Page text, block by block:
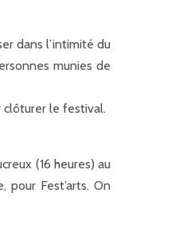
dans l’intimité du
munies de
clôturer le festival.
(16 heures) au
pour Fest’arts. On